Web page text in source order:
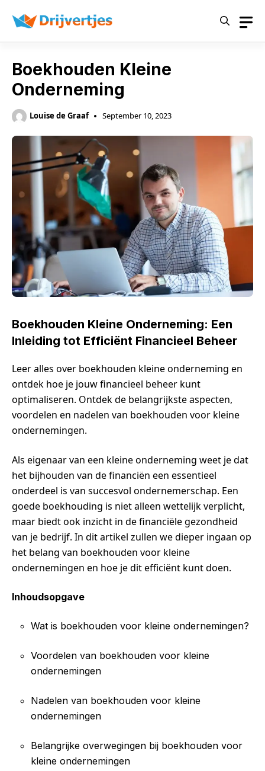
Boekhouden Kleine
Onderneming
Louise de Graaf September 10, 2023
Boekhouden Kleine Onderneming: Een
Inleiding tot Efficiënt Financieel Beheer
Leer alles over boekhouden kleine onderneming en
ontdek hoe je jouw financieel beheer kunt
optimaliseren. Ontdek de belangrijkste aspecten,
voordelen en nadelen van boekhouden voor kleine
ondernemingen.
Als eigenaar van een kleine onderneming weet je dat
het bijhouden van de financiën een essentieel
onderdeel is van succesvol ondernemerschap. Een
goede boekhouding is niet alleen wettelijk verplicht,
maar biedt ook inzicht in de financiële gezondheid
van je bedrijf. In dit artikel zullen we dieper ingaan op
het belang van boekhouden voor kleine
ondernemingen en hoe je dit efficiënt kunt doen.
Inhoudsopgave
Wat is boekhouden voor kleine ondernemingen?
Voordelen van boekhouden voor kleine
ondernemingen
Nadelen van boekhouden voor kleine
ondernemingen
Belangrijke overwegingen bij boekhouden voor
kleine ondernemingen